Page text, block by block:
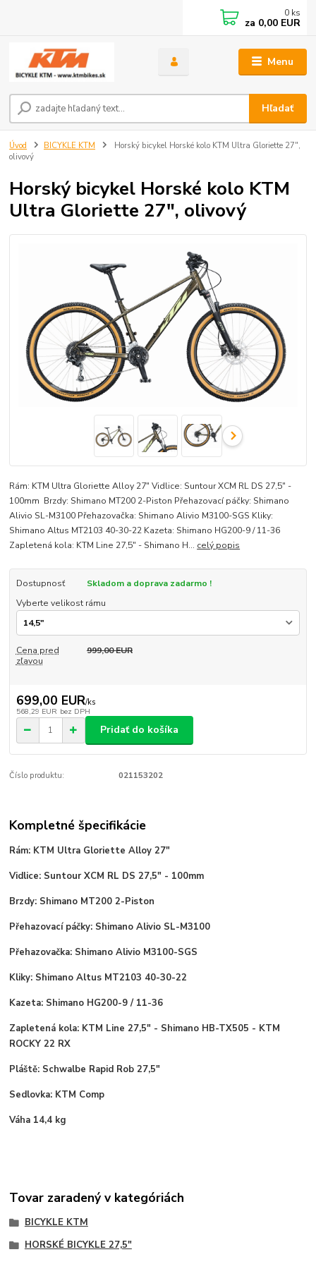
Menu
Hľadať
0 ks
za 0,00 EUR
Úvod BICYKLE KTM
Horský bicykel Horské kolo KTM Ultra Gloriette 27",
olivový
Horský bicykel Horské kolo KTM
Ultra Gloriette 27", olivový
Rám: KTM Ultra Gloriette Alloy 27" Vidlice: Suntour XCM RL DS 27,5" -
100mm Brzdy: Shimano MT200 2-Piston Přehazovací páčky: Shimano
Alivio SL-M3100 Přehazovačka: Shimano Alivio M3100-SGS Kliky:
Shimano Altus MT2103 40-30-22 Kazeta: Shimano HG200-9 / 11-36
Zapletená kola: KTM Line 27,5" - Shimano H... celý popis
Dostupnosť
Skladom a doprava zadarmo !
Vyberte velikost rámu
Cena pred
zľavou
999,00 EUR
699,00 EUR/ks
568,29 EUR bez DPH
Pridať do košíka
Číslo produktu: 021153202
Kompletné špecifikácie
Rám: KTM Ultra Gloriette Alloy 27"
Vidlice: Suntour XCM RL DS 27,5" - 100mm
Brzdy: Shimano MT200 2-Piston
Přehazovací páčky: Shimano Alivio SL-M3100
Přehazovačka: Shimano Alivio M3100-SGS
Kliky: Shimano Altus MT2103 40-30-22
Kazeta: Shimano HG200-9 / 11-36
Zapletená kola: KTM Line 27,5" - Shimano HB-TX505 - KTM
ROCKY 22 RX
Pláště: Schwalbe Rapid Rob 27,5"
Sedlovka: KTM Comp
Váha 14,4 kg
Tovar zaradený v kategóriách
BICYKLE KTM
HORSKÉ BICYKLE 27,5"